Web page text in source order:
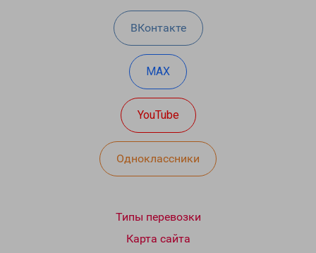
ВКонтакте
MAX
YouTube
Одноклассники
Типы перевозки
Карта сайта